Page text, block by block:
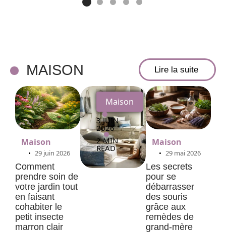
MAISON Lire la suite
Maison
29 juin 2026
Comment
prendre soin de
votre jardin tout
en faisant
cohabiter le
petit insecte
marron clair
Maison
3 JUIN
2026
2 MIN
READ
Maison
29 mai 2026
Les secrets
pour se
débarrasser
des souris
grâce aux
remèdes de
grand-mère